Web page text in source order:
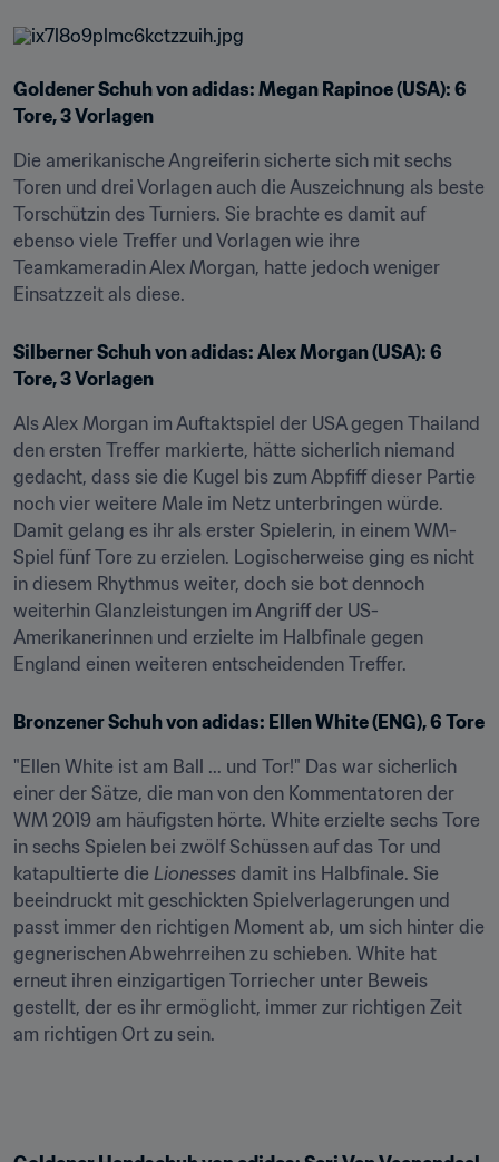
Goldener Schuh von adidas: Megan Rapinoe (USA): 6
Tore, 3 Vorlagen
Die amerikanische Angreiferin sicherte sich mit sechs
Toren und drei Vorlagen auch die Auszeichnung als beste
Torschützin des Turniers. Sie brachte es damit auf
ebenso viele Treffer und Vorlagen wie ihre
Teamkameradin Alex Morgan, hatte jedoch weniger
Einsatzzeit als diese.
Silberner Schuh von adidas: Alex Morgan (USA): 6
Tore, 3 Vorlagen
Als Alex Morgan im Auftaktspiel der USA gegen Thailand
den ersten Treffer markierte, hätte sicherlich niemand
gedacht, dass sie die Kugel bis zum Abpfiff dieser Partie
noch vier weitere Male im Netz unterbringen würde.
Damit gelang es ihr als erster Spielerin, in einem WM-
Spiel fünf Tore zu erzielen. Logischerweise ging es nicht
in diesem Rhythmus weiter, doch sie bot dennoch
weiterhin Glanzleistungen im Angriff der US-
Amerikanerinnen und erzielte im Halbfinale gegen
England einen weiteren entscheidenden Treffer.
Bronzener Schuh von adidas: Ellen White (ENG), 6 Tore
"Ellen White ist am Ball ... und Tor!" Das war sicherlich
einer der Sätze, die man von den Kommentatoren der
WM 2019 am häufigsten hörte. White erzielte sechs Tore
in sechs Spielen bei zwölf Schüssen auf das Tor und
katapultierte die Lionesses damit ins Halbfinale. Sie
beeindruckt mit geschickten Spielverlagerungen und
passt immer den richtigen Moment ab, um sich hinter die
gegnerischen Abwehrreihen zu schieben. White hat
erneut ihren einzigartigen Torriecher unter Beweis
gestellt, der es ihr ermöglicht, immer zur richtigen Zeit
am richtigen Ort zu sein.